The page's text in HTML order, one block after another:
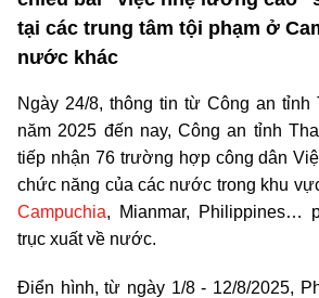
tại các trung tâm tội phạm ở
nước khác
Ngày 24/8, thông tin từ Công an tỉnh
năm 2025 đến nay, Công an tỉnh
tiếp nhận 76 trường hợp công dân
chức năng của các nước trong khu
Campuchia, Mianmar, Philippines…
trục xuất về nước.
Điển hình, từ ngày 1/8 - 12/8/2025,